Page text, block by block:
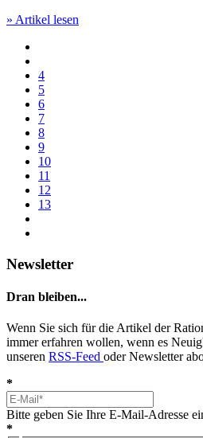
» Artikel lesen
4
5
6
7
8
9
10
11
12
13
Newsletter
Dran bleiben...
Wenn Sie sich für die Artikel der
immer erfahren wollen, wenn es
unseren RSS-Feed oder Newsletter
*
Bitte geben Sie Ihre E-Mail-Adresse
*